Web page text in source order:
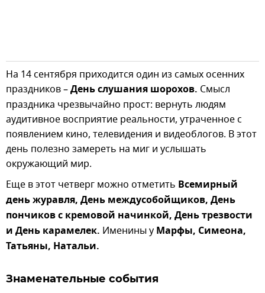
На 14 сентября приходится один из самых осенних
праздников –День слушания шорохов. Смысл
праздника чрезвычайно прост: вернуть людям
аудитивное восприятие реальности, утраченное с
появлением кино, телевидения и видеоблогов. В этот
день полезно замереть на миг и услышать
окружающий мир.
Еще в этот четверг можно отметить Всемирный
день журавля, День междусобойщиков, День
пончиков с кремовой начинкой, День трезвости
и День карамелек. Именины у Марфы, Симеона,
Татьяны, Натальи.
Знаменательные события